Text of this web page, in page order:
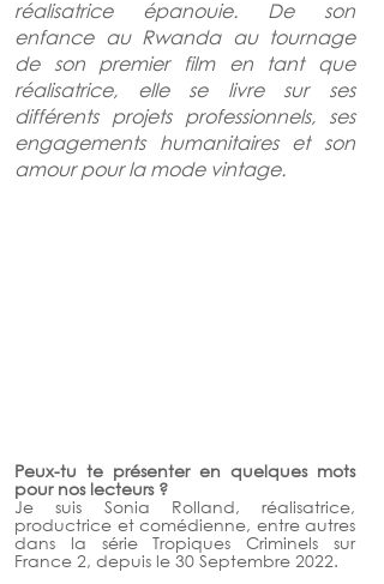
réalisatrice épanouie. De son
enfance au Rwanda au tournage
de son premier film en tant que
réalisatrice, elle se livre sur ses
différents projets professionnels, ses
engagements humanitaires et son
amour pour la mode vintage.
Peux-tu te présenter en quelques mots
pour nos lecteurs ?
Je suis Sonia Rolland, réalisatrice,
productrice et comédienne, entre autres
dans la série Tropiques Criminels sur
France 2, depuis le 30 Septembre 2022.